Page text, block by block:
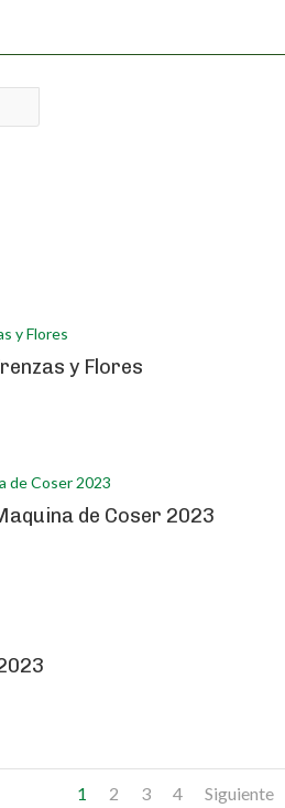
y Flores
de Coser 2023
1 2 3 4 Siguiente